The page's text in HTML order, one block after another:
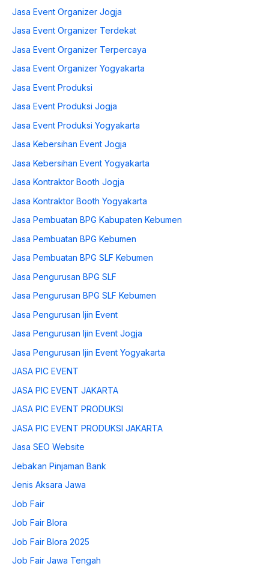
Jasa Event Organizer Jogja
Jasa Event Organizer Terdekat
Jasa Event Organizer Terpercaya
Jasa Event Organizer Yogyakarta
Jasa Event Produksi
Jasa Event Produksi Jogja
Jasa Event Produksi Yogyakarta
Jasa Kebersihan Event Jogja
Jasa Kebersihan Event Yogyakarta
Jasa Kontraktor Booth Jogja
Jasa Kontraktor Booth Yogyakarta
Jasa Pembuatan BPG Kabupaten Kebumen
Jasa Pembuatan BPG Kebumen
Jasa Pembuatan BPG SLF Kebumen
Jasa Pengurusan BPG SLF
Jasa Pengurusan BPG SLF Kebumen
Jasa Pengurusan Ijin Event
Jasa Pengurusan Ijin Event Jogja
Jasa Pengurusan Ijin Event Yogyakarta
JASA PIC EVENT
JASA PIC EVENT JAKARTA
JASA PIC EVENT PRODUKSI
JASA PIC EVENT PRODUKSI JAKARTA
Jasa SEO Website
Jebakan Pinjaman Bank
Jenis Aksara Jawa
Job Fair
Job Fair Blora
Job Fair Blora 2025
Job Fair Jawa Tengah